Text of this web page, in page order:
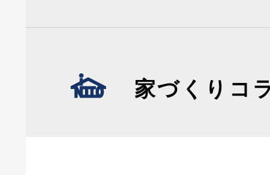
家づくりコ